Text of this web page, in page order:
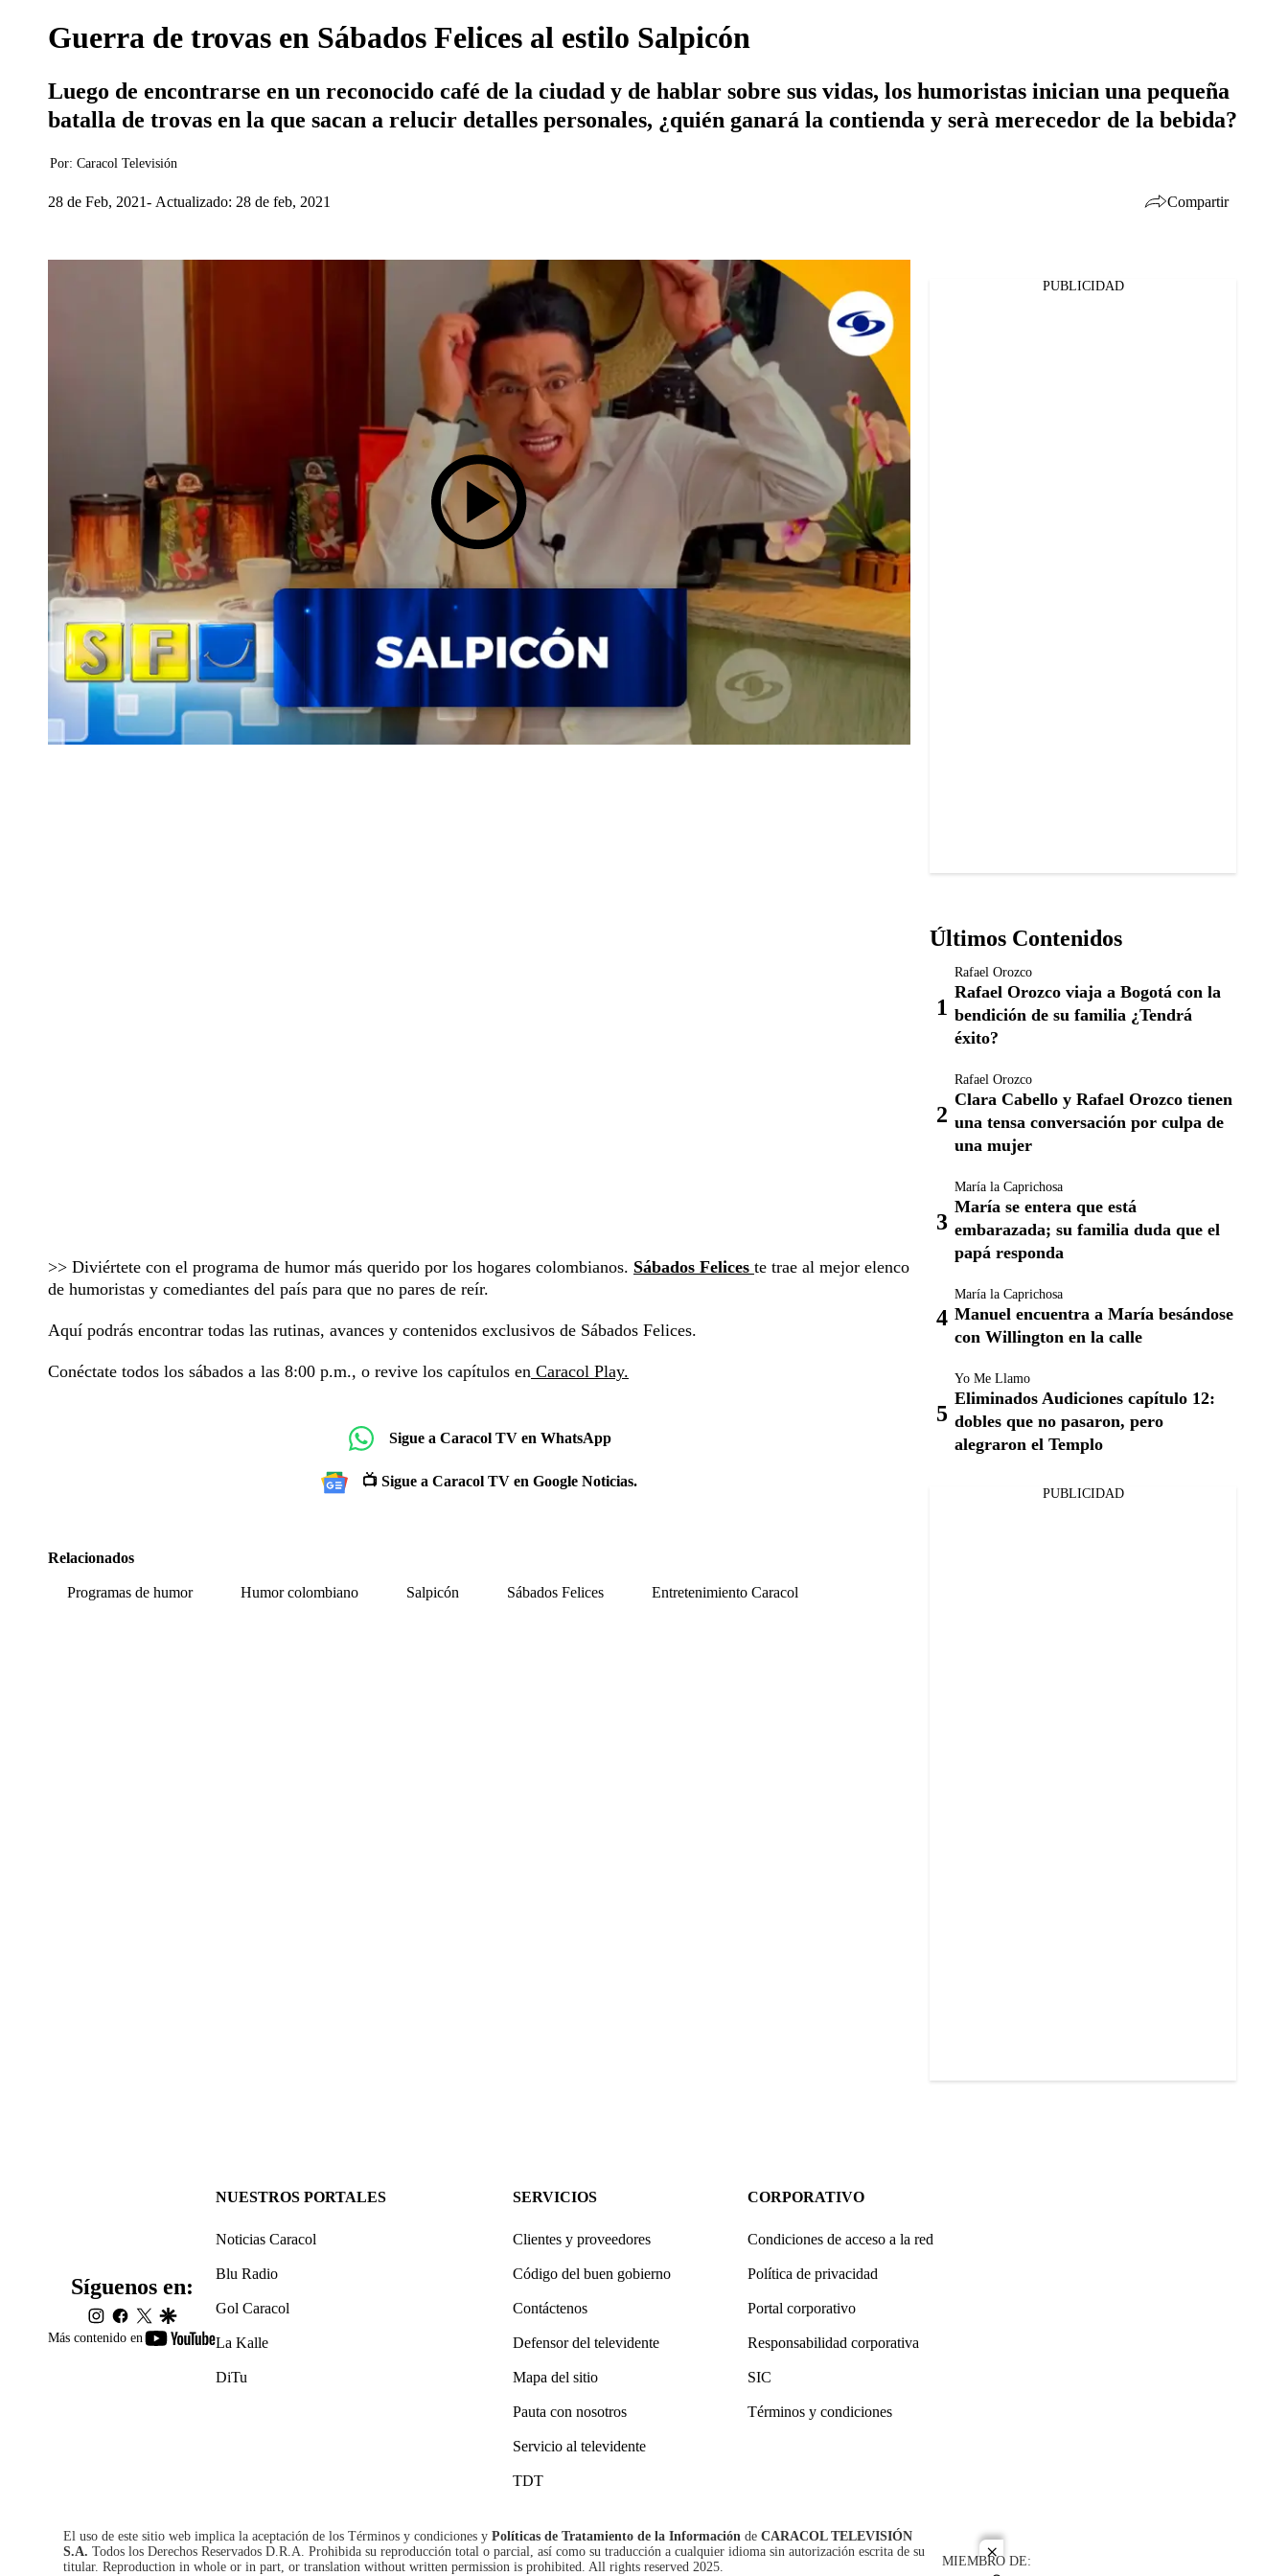
close
Guerra de trovas en Sábados Felices al estilo Salpicón
Luego de encontrarse en un reconocido café de la ciudad y de hablar sobre sus vidas, los humoristas inician una pequeña
batalla de trovas en la que sacan a relucir detalles personales, ¿quién ganará la contienda y serà merecedor de la bebida?
Por: Caracol Televisión
28 de Feb, 2021 Actualizado: 28 de feb, 2021 Compartir
>> Diviértete con el programa de humor más querido por los hogares colombianos. Sábados Felices te trae al mejor elenco
de humoristas y comediantes del país para que no pares de reír.
Aquí podrás encontrar todas las rutinas, avances y contenidos exclusivos de Sábados Felices.
Conéctate todos los sábados a las 8:00 p.m., o revive los capítulos en Caracol Play.
Sigue a Caracol TV en WhatsApp
📺 Sigue a Caracol TV en Google Noticias.
Relacionados
Programas de humor Humor colombiano Salpicón Sábados Felices Entretenimiento Caracol
PUBLICIDAD
Últimos Contenidos
Rafael Orozco
Rafael Orozco viaja a Bogotá con la
bendición de su familia ¿Tendrá
éxito?
Rafael Orozco
Clara Cabello y Rafael Orozco tienen
una tensa conversación por culpa de
una mujer
María la Caprichosa
María se entera que está
embarazada; su familia duda que el
papá responda
María la Caprichosa
Manuel encuentra a María besándose
con Willington en la calle
Yo Me Llamo
Eliminados Audiciones capítulo 12:
dobles que no pasaron, pero
alegraron el Templo
PUBLICIDAD
Más contenido en
youtube-
Síguenos en:
instagram
facebook
twittergoogle
NUESTROS PORTALES
Noticias Caracol
Blu Radio
Gol Caracol
La Kalle
DiTu
SERVICIOS
Clientes y proveedores
Código del buen gobierno
Contáctenos
Defensor del televidente
Mapa del sitio
Pauta con nosotros
Servicio al televidente
TDT
CORPORATIVO
Condiciones de acceso a la red
Política de privacidad
Portal corporativo
Responsabilidad corporativa
SIC
Términos y condiciones
El uso de este sitio web implica la aceptación de los Términos y condiciones y Políticas de Tratamiento de la Información de CARACOL TELEVISIÓN
S.A. Todos los Derechos Reservados D.R.A. Prohibida su reproducción total o parcial, así como su traducción a cualquier idioma sin autorización escrita de su
titular. Reproduction in whole or in part, or translation without written permission is prohibited. All rights reserved 2025.
MIEMBRO DE: